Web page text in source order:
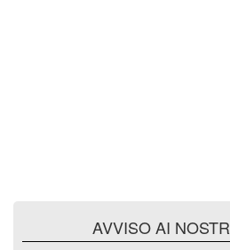
AVVISO AI